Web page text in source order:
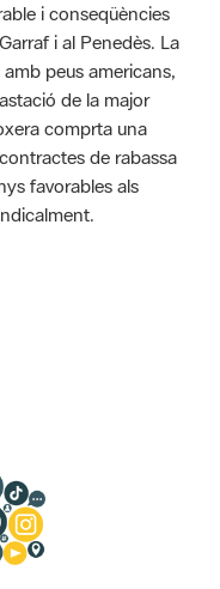
i conseqüències
i al Penedès. La
peus americans,
de la major
comprta una
de rabassa
favorables als
les valoracions és de 0